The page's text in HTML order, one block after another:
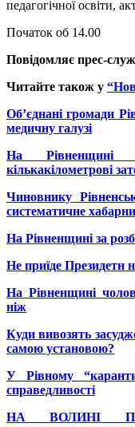
педагогічної освіти,
Початок об 14.00
Повідомляє прес-
Читайте також у
Об’єднані громади
медичну галузі
На Рівненщині
кількакілометрові
Чиновнику
систематичне
На Рівненщині за
Не приїде Президетн
На Рівненщині
ніж
Куди вивозять
самою установою?
У Рівному
справедливості
НА ВОЛИНІ